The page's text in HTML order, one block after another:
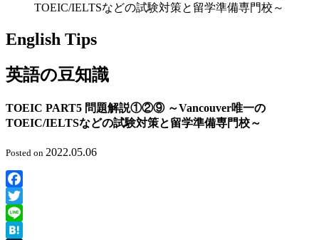
TOEIC/IELTSなどの試験対策と留学準備専門校～
English Tips
英語の豆知識
TOEIC PART5 問題解説①②⑨ ～Vancouver唯一の
TOEIC/IELTSなどの試験対策と留学準備専門校～
Posted on 2022.05.06
Facebook
Twitter
Line